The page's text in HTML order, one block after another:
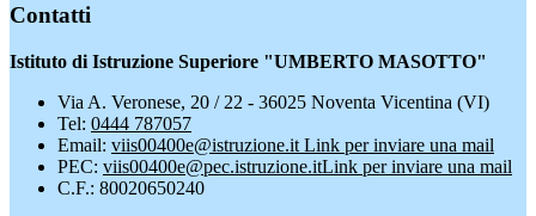
Contatti
Istituto di Istruzione Superiore "UMBERTO MASOTTO"
Via A. Veronese, 20 / 22 - 36025 Noventa Vicentina (VI)
Tel: 0444 787057
Email: viis00400e@istruzione.it Link per inviare una mail
PEC: viis00400e@pec.istruzione.itLink per inviare una mail
C.F.: 80020650240